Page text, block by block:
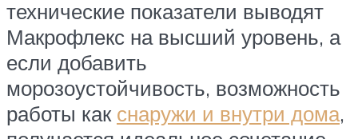
технические показатели выводят
Макрофлекс на высший уровень, а
если добавить
морозоустойчивость, возможность
работы как снаружи и внутри дома,